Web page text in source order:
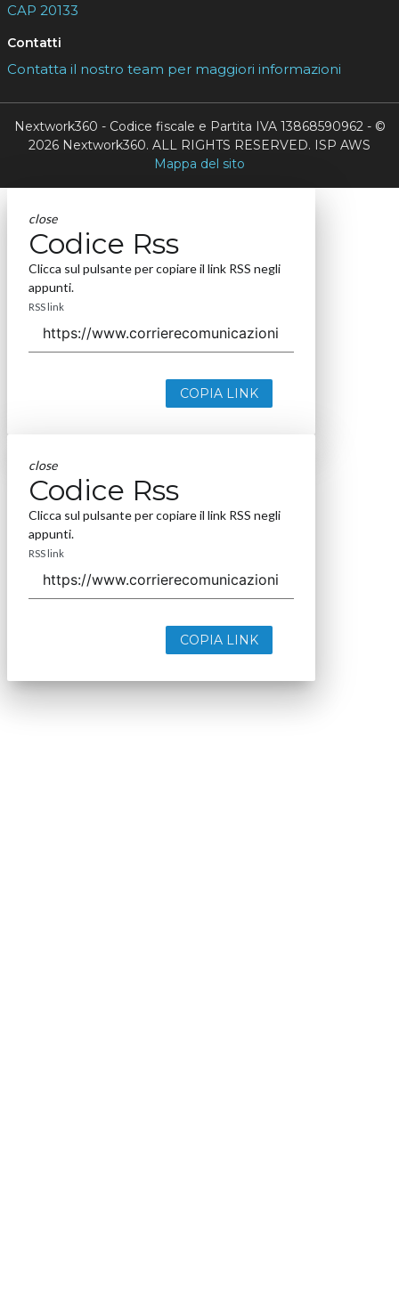
CAP 20133
Contatti
Contatta il nostro team per maggiori informazioni
Nextwork360 - Codice fiscale e Partita IVA 13868590962 - ©
2026 Nextwork360. ALL RIGHTS RESERVED. ISP AWS
Mappa del sito
close
Codice Rss
Clicca sul pulsante per copiare il link RSS negli
appunti.
RSS link
COPIA LINK
close
Codice Rss
Clicca sul pulsante per copiare il link RSS negli
appunti.
RSS link
COPIA LINK